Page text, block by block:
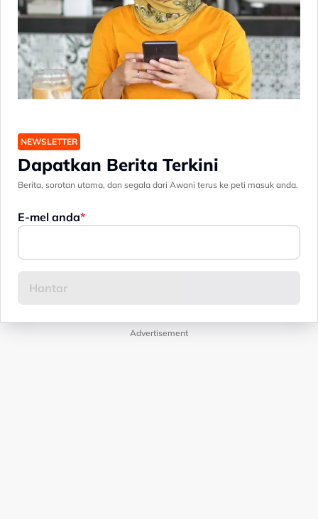
NEWSLETTER
Dapatkan Berita Terkini
Berita, sorotan utama, dan segala dari Awani terus ke peti masuk anda.
E-mel anda
Advertisement